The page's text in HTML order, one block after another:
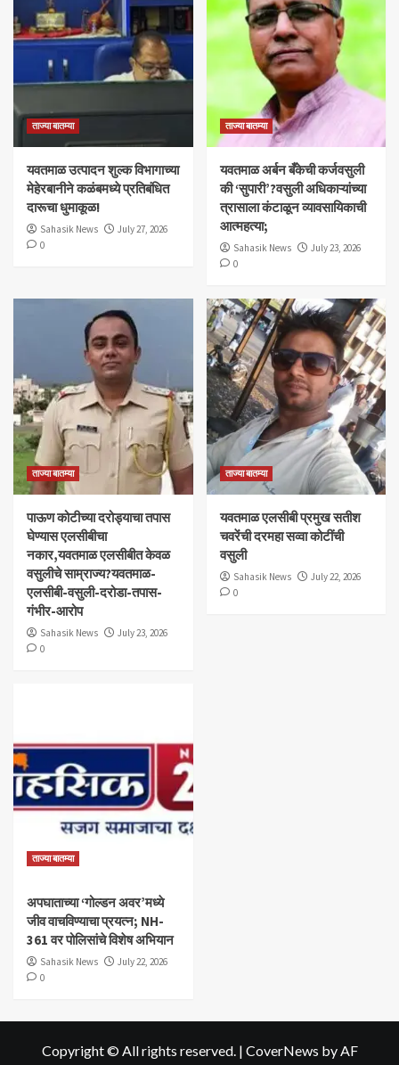
ताज्या बातम्या
यवतमाळ उत्पादन शुल्क विभागाच्या
मेहेरबानीने कळंबमध्ये प्रतिबंधित
दारूचा धुमाकूळ!
Sahasik News
July 27, 2026
0
ताज्या बातम्या
​यवतमाळ अर्बन बँकेची कर्जवसुली
की ‘सुपारी’?वसुली अधिकाऱ्यांच्या
त्रासाला कंटाळून व्यावसायिकाची
आत्महत्या;
Sahasik News
July 23, 2026
0
ताज्या बातम्या
पाऊण कोटीच्या दरोड्याचा तपास
घेण्यास एलसीबीचा
नकार,यवतमाळ एलसीबीत केवळ
वसुलीचे साम्राज्य?यवतमाळ-
एलसीबी-वसुली-दरोडा-तपास-
गंभीर-आरोप
Sahasik News
July 23, 2026
0
ताज्या बातम्या
यवतमाळ एलसीबी प्रमुख सतीश
चवरेंची दरमहा सव्वा कोटींची
वसुली
Sahasik News
July 22, 2026
0
ताज्या बातम्या
अपघाताच्या ‘गोल्डन अवर’मध्ये
जीव वाचविण्याचा प्रयत्न; NH-
361 वर पोलिसांचे विशेष अभियान
Sahasik News
July 22, 2026
0
Copyright © All rights reserved. | CoverNews by AF